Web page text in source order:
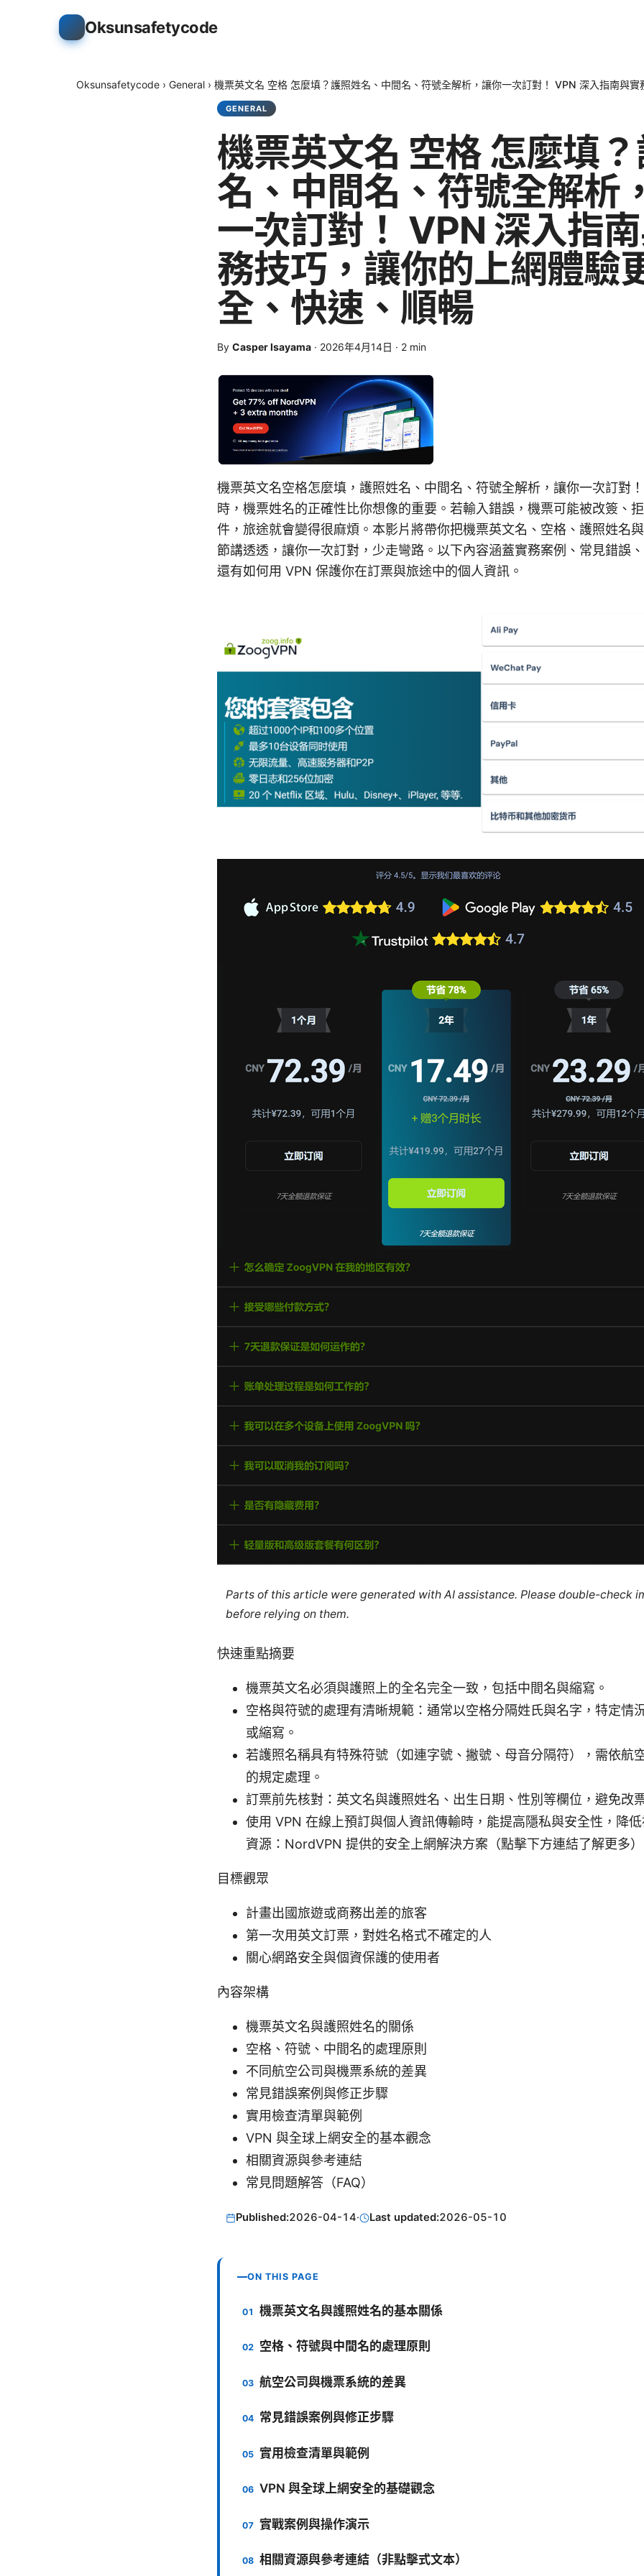
Oksunsafetycode
Oksunsafetycode › General › 機票英文名 空格 怎麼填？護照姓名、中間名、符號全解析，讓你一次訂對！ VPN 深入指南與
GENERAL
機票英文名 空格 怎麼填
名、中間名、符號全解析
一次訂對！ VPN 深入指
務技巧，讓你的上網體驗
全、快速、順暢
By Casper Isayama · 2026年4月14日 · 2 min
機票英文名空格怎麼填，護照姓名、中間名、符號全解析，讓你一次訂對
時，機票姓名的正確性比你想像的重要。若輸入錯誤，機票可能被改簽、
件，旅途就會變得很麻煩。本影片將帶你把機票英文名、空格、護照姓名
節講透透，讓你一次訂對，少走彎路。以下內容涵蓋實務案例、常見錯誤
還有如何用 VPN 保護你在訂票與旅途中的個人資訊。
Parts of this article were generated with AI assistance. Please double-check
before relying on them.
快速重點摘要
機票英文名必須與護照上的全名完全一致，包括中間名與縮寫。
空格與符號的處理有清晰規範：通常以空格分隔姓氏與名字，特定情
或縮寫。
若護照名稱具有特殊符號（如連字號、撇號、母音分隔符），需依航
的規定處理。
訂票前先核對：英文名與護照姓名、出生日期、性別等欄位，避免改
使用 VPN 在線上預訂與個人資訊傳輸時，能提高隱私與安全性，降
資源：NordVPN 提供的安全上網解決方案（點擊下方連結了解更多）
目標觀眾
計畫出國旅遊或商務出差的旅客
第一次用英文訂票，對姓名格式不確定的人
關心網路安全與個資保護的使用者
內容架構
機票英文名與護照姓名的關係
空格、符號、中間名的處理原則
不同航空公司與機票系統的差異
常見錯誤案例與修正步驟
實用檢查清單與範例
VPN 與全球上網安全的基本觀念
相關資源與參考連結
常見問題解答（FAQ）
Published:2026-04-14· Last updated:2026-05-10
ON THIS PAGE
機票英文名與護照姓名的基本關係
空格、符號與中間名的處理原則
航空公司與機票系統的差異
常見錯誤案例與修正步驟
實用檢查清單與範例
VPN 與全球上網安全的基礎觀念
實戰案例與操作演示
相關資源與參考連結（非點擊式文本）